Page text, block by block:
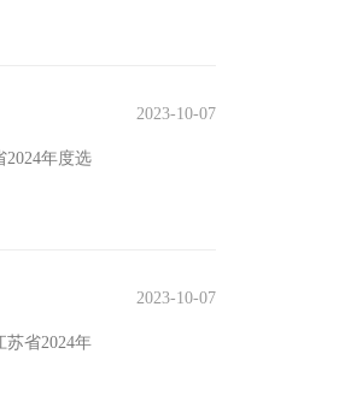
2023-10-07
2024年度选
2023-10-07
苏省2024年